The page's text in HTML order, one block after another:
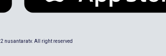
nusantaratv. All right reserved